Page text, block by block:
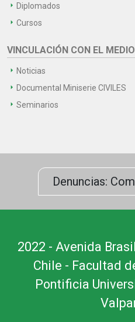
Diplomados
Cursos
VINCULACIÓN CON EL MEDIO
Noticias
Documental Miniserie CIVILES
Seminarios
Denuncias:
2022 - Avenida
Chile - Facultad
Pontificia